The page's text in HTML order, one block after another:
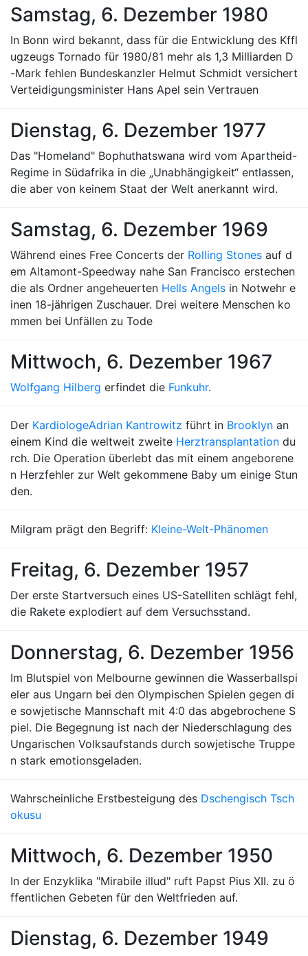
Samstag, 6. Dezember 1980
In Bonn wird bekannt, dass für die Entwicklung des Kffl
ugzeugs Tornado für 1980/81 mehr als 1,3 Milliarden D
-Mark fehlen Bundeskanzler Helmut Schmidt versichert
Verteidigungsminister Hans Apel sein Vertrauen
Dienstag, 6. Dezember 1977
Das "Homeland" Bophuthatswana wird vom Apartheid-
Regime in Südafrika in die „Unabhängigkeit“ entlassen,
die aber von keinem Staat der Welt anerkannt wird.
Samstag, 6. Dezember 1969
Während eines Free Concerts der Rolling Stones auf d
em Altamont-Speedway nahe San Francisco erstechen
die als Ordner angeheuerten Hells Angels in Notwehr e
inen 18-jährigen Zuschauer. Drei weitere Menschen ko
mmen bei Unfällen zu Tode
Mittwoch, 6. Dezember 1967
Wolfgang Hilberg erfindet die Funkuhr.
Der KardiologeAdrian Kantrowitz führt in Brooklyn an
einem Kind die weltweit zweite Herztransplantation du
rch. Die Operation überlebt das mit einem angeborene
n Herzfehler zur Welt gekommene Baby um einige Stun
den.
Milgram prägt den Begriff: Kleine-Welt-Phänomen
Freitag, 6. Dezember 1957
Der erste Startversuch eines US-Satelliten schlägt fehl,
die Rakete explodiert auf dem Versuchsstand.
Donnerstag, 6. Dezember 1956
Im Blutspiel von Melbourne gewinnen die Wasserballspi
eler aus Ungarn bei den Olympischen Spielen gegen di
e sowjetische Mannschaft mit 4:0 das abgebrochene S
piel. Die Begegnung ist nach der Niederschlagung des
Ungarischen Volksaufstands durch sowjetische Truppe
n stark emotionsgeladen.
Wahrscheinliche Erstbesteigung des Dschengisch Tsch
okusu
Mittwoch, 6. Dezember 1950
In der Enzyklika "Mirabile illud" ruft Papst Pius XII. zu ö
ffentlichen Gebeten für den Weltfrieden auf.
Dienstag, 6. Dezember 1949